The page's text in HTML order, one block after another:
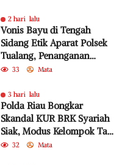
2 hari lalu
Vonis Bayu di Tengah
Sidang Etik Aparat Polsek
Tualang, Penanganan
Perkara Kembali Jadi
33 Mata
3 hari lalu
Polda Riau Bongkar
Skandal KUR BRK Syariah
Siak, Modus Kelompok Tani
Fiktif Diduga Rugikan
32 Mata